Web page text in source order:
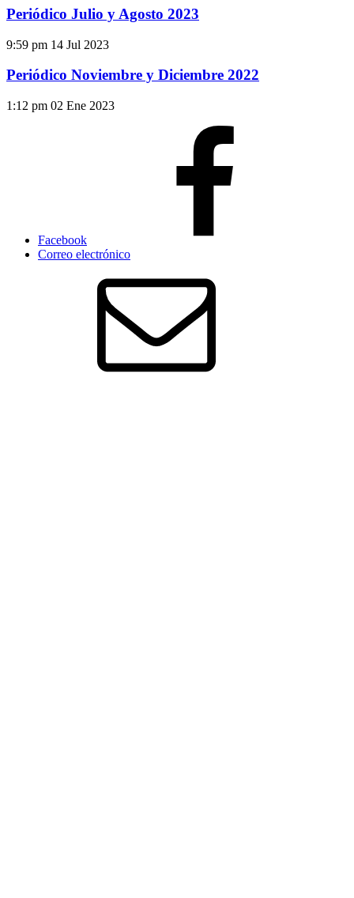
Periódico Julio y Agosto 2023
9:59 pm 14 Jul 2023
Periódico Noviembre y Diciembre 2022
1:12 pm 02 Ene 2023
Facebook
Correo electrónico